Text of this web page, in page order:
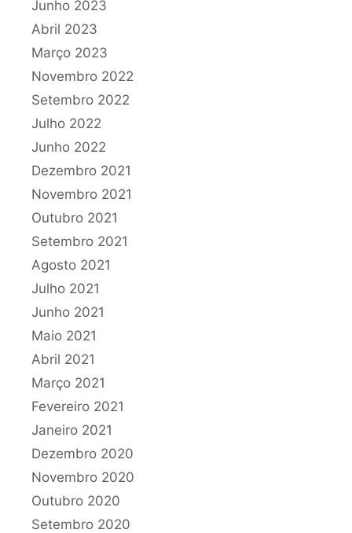
Junho 2023
Abril 2023
Março 2023
Novembro 2022
Setembro 2022
Julho 2022
Junho 2022
Dezembro 2021
Novembro 2021
Outubro 2021
Setembro 2021
Agosto 2021
Julho 2021
Junho 2021
Maio 2021
Abril 2021
Março 2021
Fevereiro 2021
Janeiro 2021
Dezembro 2020
Novembro 2020
Outubro 2020
Setembro 2020